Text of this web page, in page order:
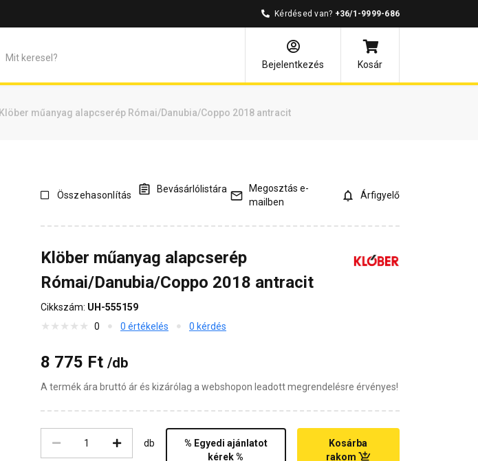
Kérdésed van? +36/1-9999-686
Bejelentkezés
Kosár
Klöber műanyag alapcserép Római/Danubia/Coppo 2018 antracit
Vásárlói vélemények Kérdések és válaszok Kapcsolódó cikkek
Összehasonlítás
Bevásárlólistára
Megosztás e-
mailben
Árfigyelő
Klöber műanyag alapcserép
Római/Danubia/Coppo 2018 antracit
Cikkszám: UH-555159
0
0 értékelés 0 kérdés
8 775 Ft /db
A termék ára bruttó ár és kizárólag a webshopon leadott megrendelésre érvényes!
db
% Egyedi ajánlatot
kérek %
Kosárba
rakom